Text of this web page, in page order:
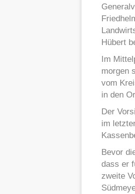
Hübert
Im
morgen
vom
in den
Der
im
Bevor
dass er
zweite